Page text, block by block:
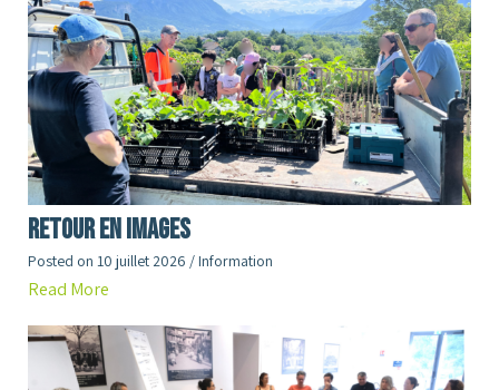
RETOUR en images
Posted on 10 juillet 2026 /Information
Read More